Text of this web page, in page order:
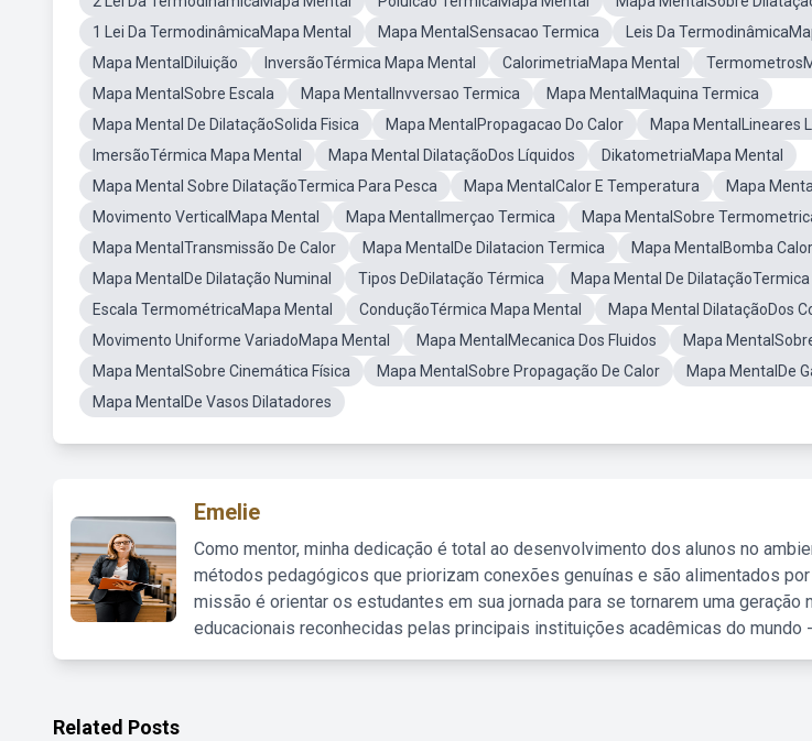
1 Lei Da TermodinâmicaMapa Mental
Mapa MentalSensacao Termica
Leis Da
Mapa MentalDiluição
InversãoTérmica Mapa Mental CalorimetriaMapa Mental
Mapa MentalSobre Escala
Mapa MentalInvversao Termica
Mapa MentalMaquina Termica
Mapa Mental De DilataçãoSolida Fisica
Mapa MentalPropagacao Do Calor
Mapa MentalLineares
ImersãoTérmica Mapa Mental
Mapa Mental DilataçãoDos Líquidos
DikatometriaMapa Mental
Mapa Mental Sobre DilataçãoTermica Para Pesca
Mapa MentalCalor E Temperatura
Mapa
Movimento VerticalMapa Mental
Mapa MentalImerçao Termica
Mapa MentalSobre
Mapa MentalTransmissão De Calor
Mapa MentalDe Dilatacion Termica
Mapa MentalBomba
Mapa MentalDe Dilatação Numinal
Tipos DeDilatação Térmica
Mapa Mental De DilataçãoTermica
Escala TermométricaMapa Mental
ConduçãoTérmica Mapa Mental
Mapa Mental DilataçãoDos
Movimento Uniforme VariadoMapa Mental
Mapa MentalMecanica Dos Fluidos
Mapa
Mapa MentalSobre Cinemática Física
Mapa MentalSobre Propagação De Calor
Mapa MentalDe
Mapa MentalDe Vasos Dilatadores
Emelie
Como mentor, minha dedicação é total ao desenvolvimento dos alunos no
métodos pedagógicos que priorizam conexões genuínas e são alimentados
missão é orientar os estudantes em sua jornada para se tornarem uma geração
educacionais reconhecidas pelas principais instituições acadêmicas do mundo -
Related Posts